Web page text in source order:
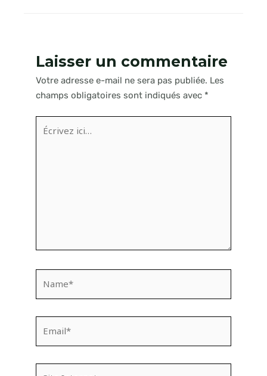
Laisser un commentaire
Votre adresse e-mail ne sera pas publiée. Les
champs obligatoires sont indiqués avec *
ici…